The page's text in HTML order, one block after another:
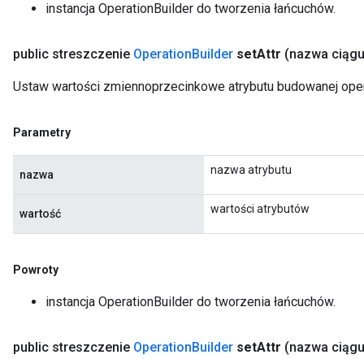
instancja OperationBuilder do tworzenia łańcuchów.
public streszczenie OperationBuilder setAttr (nazwa ciągu
Ustaw wartości zmiennoprzecinkowe atrybutu budowanej
Parametry
nazwa nazwa atrybutu
wartość wartości atrybutów
Powroty
instancja OperationBuilder do tworzenia łańcuchów.
public streszczenie OperationBuilder setAttr (nazwa ciągu